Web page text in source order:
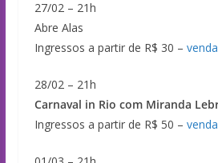
27/02 – 21h
Abre Alas
Ingressos a partir de R$ 30 –
28/02 – 21h
Carnaval in Rio com Miranda
Ingressos a partir de R$ 50 –